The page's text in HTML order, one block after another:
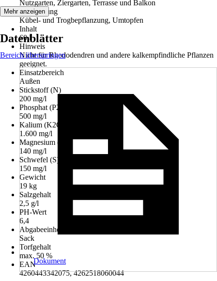
Nutzgarten, Ziergarten, Terrasse und Balkon
Anwendung
Kübel- und Trogbepflanzung, Umtopfen
Inhalt
60 l
Hinweis
Nicht für Rhododendren und andere kalkempfindliche Pflanzen
geeignet.
Einsatzbereich
Außen
Stickstoff (N)
200 mg/l
Phosphat (P2O5)
500 mg/l
Kalium (K2O)
1.600 mg/l
Magnesium (Mg)
140 mg/l
Schwefel (S)
150 mg/l
Gewicht
19 kg
Salzgehalt
2,5 g/l
PH-Wert
6,4
Abgabeeinheit
Sack
Torfgehalt
max. 50 %
EAN
4260443342075, 4262518060044
Mehr anzeigen
Datenblätter
Bereich überspringen
Dokument